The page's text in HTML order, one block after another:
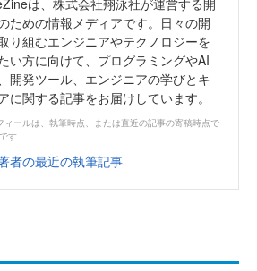
ための情報メディアです。日々の開
り組むエンジニアやテクノロジーを
い方に向けて、プログラミングやAI
開発ツール、エンジニアの学びとキ
に関する記事をお届けしています。
ィールは、執筆時点、または直近の記事の寄稿時点で
す
者の最近の執筆記事